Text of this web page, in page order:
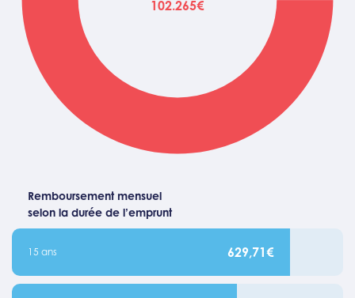
102.265€
Remboursement mensuel
selon la durée de l’emprunt
15 ans 629,71€